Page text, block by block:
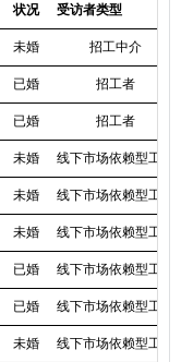
状况
受访者类型
未婚 招工中介
已婚 招工者
已婚 招工者
未婚 线下市场依赖型工人
未婚 线下市场依赖型工人
未婚 线下市场依赖型工人
已婚 线下市场依赖型工人
已婚 线下市场依赖型工人
未婚 线下市场依赖型工人